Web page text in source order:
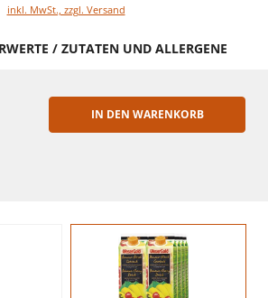
inkl. MwSt., zzgl. Versand
/ ZUTATEN UND ALLERGENE
ERHÖHEN
IN DEN WARENKORB